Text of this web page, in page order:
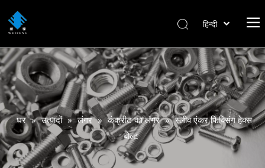
हिन्दी
Italiano
Deutsch
Português
Español
Pусский
Français
घर » उत्पादों » लंगर » कंक्रीट का लंगर » स्लीव एंकर फिक्सिंग हेक्स
बोल्ट